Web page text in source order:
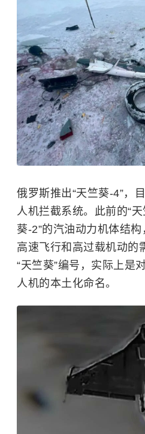
俄罗斯推出“天竺葵-4”，
人机拦截系统。此前的“
葵-2”的汽油动力机体结
高速飞行和高过载机动的
“天竺葵”编号，实际上是
人机的本土化命名。